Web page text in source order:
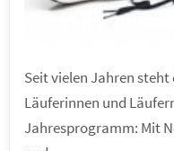
Seit vielen Jahren steht
Läuferinnen und
Jahresprogramm: Mit